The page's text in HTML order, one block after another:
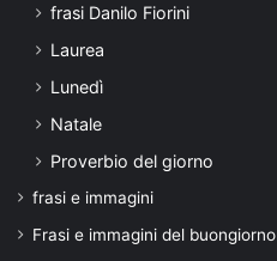
frasi Danilo Fiorini
Laurea
Lunedì
Natale
Proverbio del giorno
frasi e immagini
Frasi e immagini del buongiorno